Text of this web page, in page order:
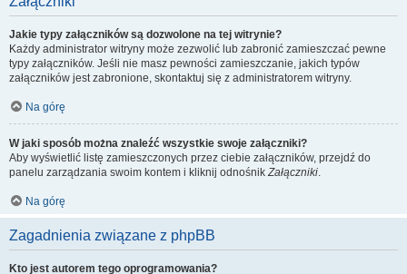
Jakie typy załączników są dozwolone na tej witrynie?
Każdy administrator witryny może zezwolić lub zabronić zamieszczać pewne
typy załączników. Jeśli nie masz pewności zamieszczanie, jakich typów
załączników jest zabronione, skontaktuj się z administratorem witryny.
Na górę
W jaki sposób można znaleźć wszystkie swoje załączniki?
Aby wyświetlić listę zamieszczonych przez ciebie załączników, przejdź do
panelu zarządzania swoim kontem i kliknij odnośnikZałączniki.
Na górę
Zagadnienia związane z phpBB
Kto jest autorem tego oprogramowania?